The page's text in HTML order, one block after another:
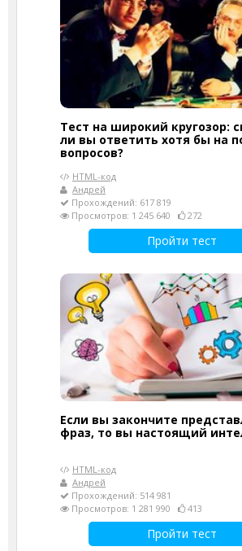
Тест на широкий кругозор:
ли вы ответить хотя бы на
вопросов?
HTML-код
Андрей
Прохождений: 617 819
Просмотров: 1 245 640
272
Пройти тест
Если вы закончите
фраз, то вы настоящий
HTML-код
Андрей
Прохождений: 514 981
Просмотров: 1 281 990
413
Пройти тест